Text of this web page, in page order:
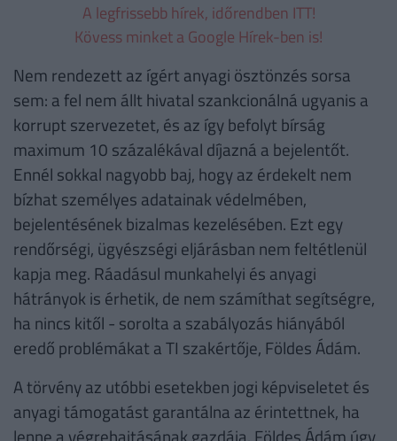
A legfrissebb hírek, időrendben ITT!
Kövess minket a Google Hírek-ben is!
Nem rendezett az ígért anyagi ösztönzés sorsa
sem: a fel nem állt hivatal szankcionálná ugyanis a
korrupt szervezetet, és az így befolyt bírság
maximum 10 százalékával díjazná a bejelentőt.
Ennél sokkal nagyobb baj, hogy az érdekelt nem
bízhat személyes adatainak védelmében,
bejelentésének bizalmas kezelésében. Ezt egy
rendőrségi, ügyészségi eljárásban nem feltétlenül
kapja meg. Ráadásul munkahelyi és anyagi
hátrányok is érhetik, de nem számíthat segítségre,
ha nincs kitől - sorolta a szabályozás hiányából
eredő problémákat a TI szakértője, Földes Ádám.
A törvény az utóbbi esetekben jogi képviseletet és
anyagi támogatást garantálna az érintettnek, ha